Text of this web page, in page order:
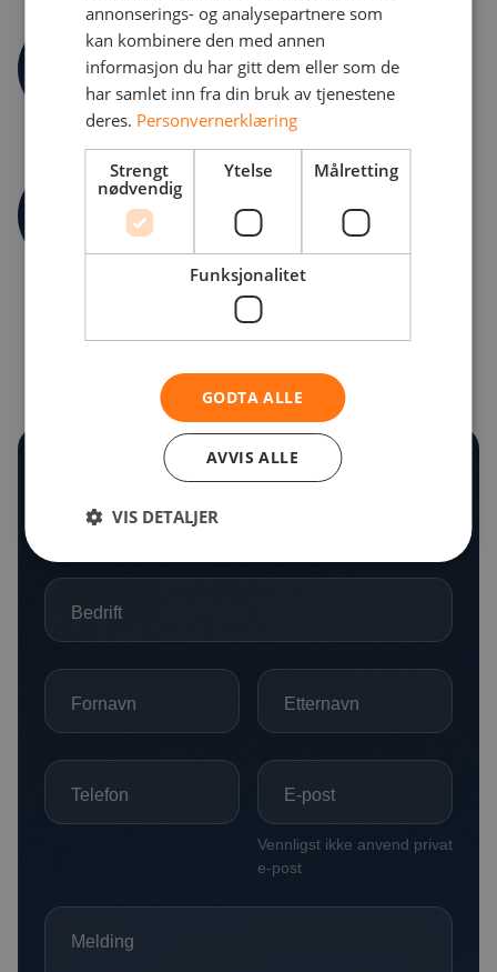
Forfatter
Markus Lykonhold
Arkitekt for offentlig sky – MVP Copilot
Forfatter
Carl Gate
Forretningsutvikler for offentlig sky
Kontakt Oss
Fyll ut skjemaet så kommer vi tilbake til deg så
annonserings- og analysepartnere som
kan kombinere den med annen
informasjon du har gitt dem eller som de
har samlet inn fra din bruk av tjenestene
deres. Personvernerklæring
Strengt
nødvendig
Ytelse Målretting
Funksjonalitet
GODTA ALLE
AVVIS ALLE
VIS DETALJER